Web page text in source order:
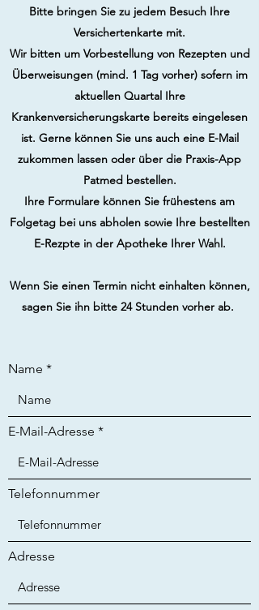
Bitte bringen Sie zu jedem Besuch Ihre
Versichertenkarte mit.
Wir bitten um Vorbestellung von Rezepten und
Überweisungen (mind. 1 Tag vorher) sofern im
aktuellen Quartal Ihre
Krankenversicherungskarte bereits eingelesen
ist. Gerne können Sie uns auch eine E-Mail
zukommen lassen oder über die Praxis-App
Patmed bestellen.
Ihre Formulare können Sie frühestens am
Folgetag bei uns abholen sowie Ihre bestellten
E-Rezpte in der Apotheke Ihrer Wahl.
Wenn Sie einen Termin nicht einhalten können,
sagen Sie ihn bitte 24 Stunden vorher ab.
Name
E-Mail-Adresse
Telefonnummer
Adresse